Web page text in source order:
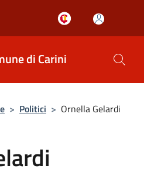
di Carini
> Politici > Ornella Gelardi